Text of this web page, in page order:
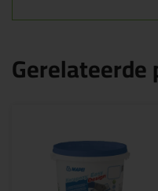
Gerelateerde